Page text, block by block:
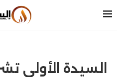
السيدة الأولى